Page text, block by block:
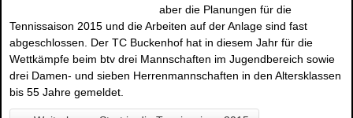
aber die Planungen für die
Tennissaison 2015 und die Arbeiten auf der Anlage sind fast
abgeschlossen. Der TC Buckenhof hat in diesem Jahr für die
Wettkämpfe beim btv drei Mannschaften im Jugendbereich sowie
drei Damen- und sieben Herrenmannschaften in den Altersklassen
bis 55 Jahre gemeldet.